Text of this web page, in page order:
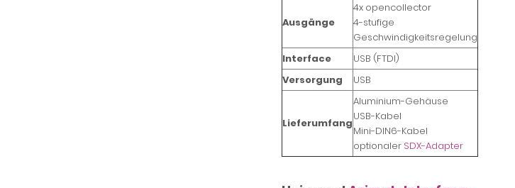
Ausgänge
4x opencollector
4-stufige
Geschwindigkeitsregelung
Interface
USB (FTDI)
Versorgung
USB
Lieferumfang
Aluminium-Gehäuse
USB-Kabel
Mini-DIN6-Kabel
optionaler SDX-Adapter